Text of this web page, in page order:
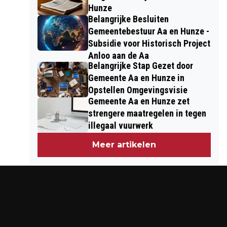
Hunze
Belangrijke Besluiten
Gemeentebestuur Aa en Hunze -
Subsidie voor Historisch Project
Anloo aan de Aa
Belangrijke Stap Gezet door
Gemeente Aa en Hunze in
Opstellen Omgevingsvisie
Gemeente Aa en Hunze zet
strengere maatregelen in tegen
illegaal vuurwerk
Meer artikelen